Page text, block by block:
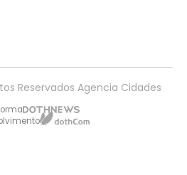
Reservados Agencia Cidades